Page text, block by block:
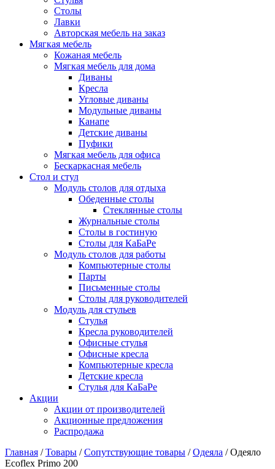
Столы
Лавки
Авторская мебель на заказ
Мягкая мебель
Кожаная мебель
Мягкая мебель для дома
Диваны
Кресла
Угловые диваны
Модульные диваны
Канапе
Детские диваны
Пуфики
Мягкая мебель для офиса
Бескаркасная мебель
Стол и стул
Модуль столов для отдыха
Обеденные столы
Стеклянные столы
Журнальные столы
Столы в гостиную
Столы для КаБаРе
Модуль столов для работы
Компьютерные столы
Парты
Письменные столы
Столы для руководителей
Модуль для стульев
Стулья
Кресла руководителей
Офисные стулья
Офисные кресла
Компьютерные кресла
Детские кресла
Стулья для КаБаРе
Акции
Акции от производителей
Акционные предложения
Распродажа
Главная /Товары /Сопутствующие товары /Одеяла / Одеяло
Ecoflex Primo 200